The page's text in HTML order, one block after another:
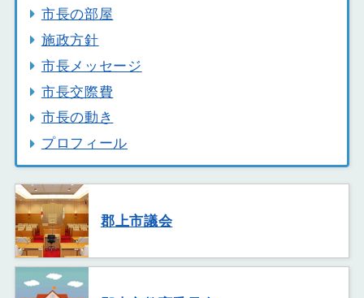
市長の部屋
施政方針
市長メッセージ
市長交際費
市長の動き
プロフィール
郡上市議会